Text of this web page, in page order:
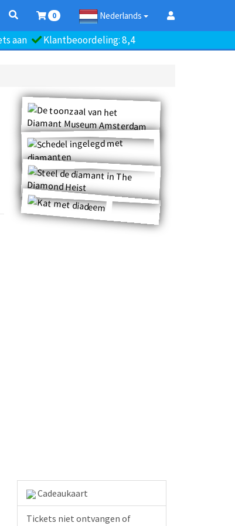
0 Nederlands
aan Klantbeoordeling: 8,4
Cadeaukaart
Tickets niet ontvangen of